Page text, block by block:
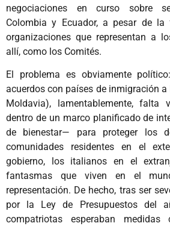
negociaciones en curso sobre
Colombia y Ecuador, a pesar de
organizaciones que representan a
allí, como los Comités.
El problema es obviamente
acuerdos con países de inmigración
Moldavia), lamentablemente,
dentro de un marco planificado de
de bienestar— para proteger los
comunidades residentes en el
gobierno, los italianos en el
fantasmas que viven en el
representación. De hecho, tras ser
por la Ley de Presupuestos del
compatriotas esperaban